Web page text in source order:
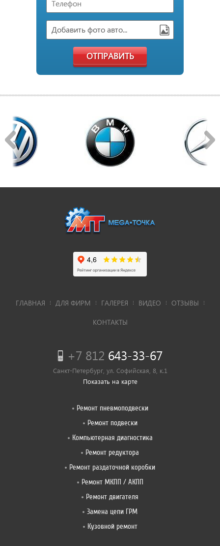
Добавить фото авто...
ОТПРАВИТЬ
ГЛАВНАЯ ДЛЯ ФИРМ ГАЛЕРЕЯ ВИДЕО ОТЗЫВЫ
КОНТАКТЫ
+7 812 643-33-67
Санкт-Петербург, ул. Софийская, 8, к.1
Показать на карте
Ремонт пневмоподвески
Ремонт подвески
Компьютерная диагностика
Ремонт редуктора
Ремонт раздаточной коробки
Ремонт МКПП / АКПП
Ремонт двигателя
Замена цепи ГРМ
Кузовной ремонт